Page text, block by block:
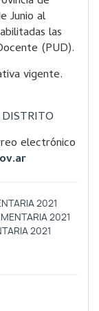
Junio al
las
(PUD).
vigente.
electrónico
2021
2021
2021